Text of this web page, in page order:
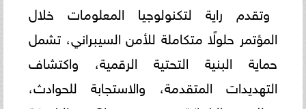
وتقدم راية لتكنولوجيا المعلومات خلال
المؤتمر حلولًا متكاملة للأمن السيبراني، تشمل
حماية البنية التحتية الرقمية، واكتشاف
التهديدات المتقدمة، والاستجابة للحوادث،